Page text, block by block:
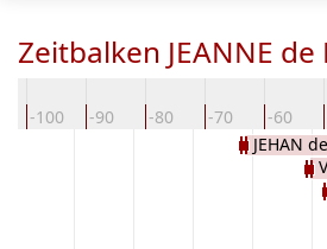
Zeitbalken JEANNE de
-100 -90 -80 -70 -60
JEHAN